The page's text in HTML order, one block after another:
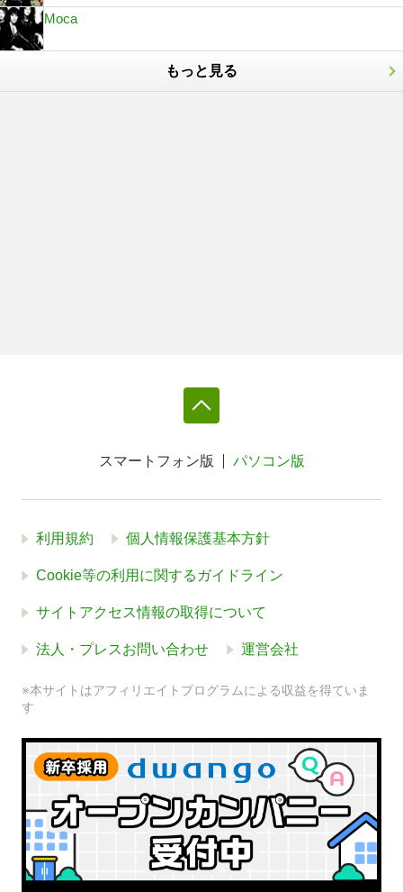
Moca
もっと見る
スマートフォン版 パソコン版
利用規約 個人情報保護基本方針
Cookie等の利用に関するガイドライン
サイトアクセス情報の取得について
法人・プレスお問い合わせ 運営会社
※本サイトはアフィリエイトプログラムによる収益を得ていま
す